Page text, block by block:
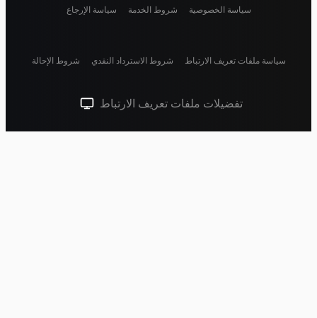
سياسة الخصوصية شروط الخدمة سياسة الإرجاع
سياسة ملفات تعريف الارتباط شروط الاسترداد النقدي شروط الإحالة
تفضيلات ملفات تعريف الارتباط سمة النظام (انقر للفاتحة)